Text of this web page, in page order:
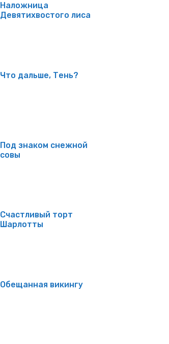
Наложница
Девятихвостого лиса
Что дальше, Тень?
Под знаком снежной
совы
Счастливый торт
Шарлотты
Обещанная викингу